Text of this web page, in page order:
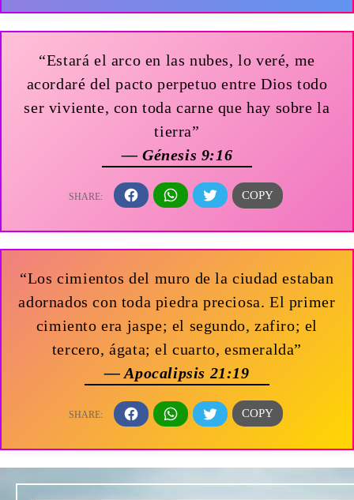
“Estará el arco en las nubes, lo veré, me
acordaré del pacto perpetuo entre Dios todo
ser viviente, con toda carne que hay sobre la
tierra”
— Génesis 9:16
“Los cimientos del muro de la ciudad estaban
adornados con toda piedra preciosa. El primer
cimiento era jaspe; el segundo, zafiro; el
tercero, ágata; el cuarto, esmeralda”
— Apocalipsis 21:19